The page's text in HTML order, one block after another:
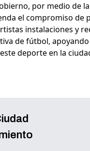
por medio de
el compromiso de
instalaciones y
de fútbol,
deporte en la